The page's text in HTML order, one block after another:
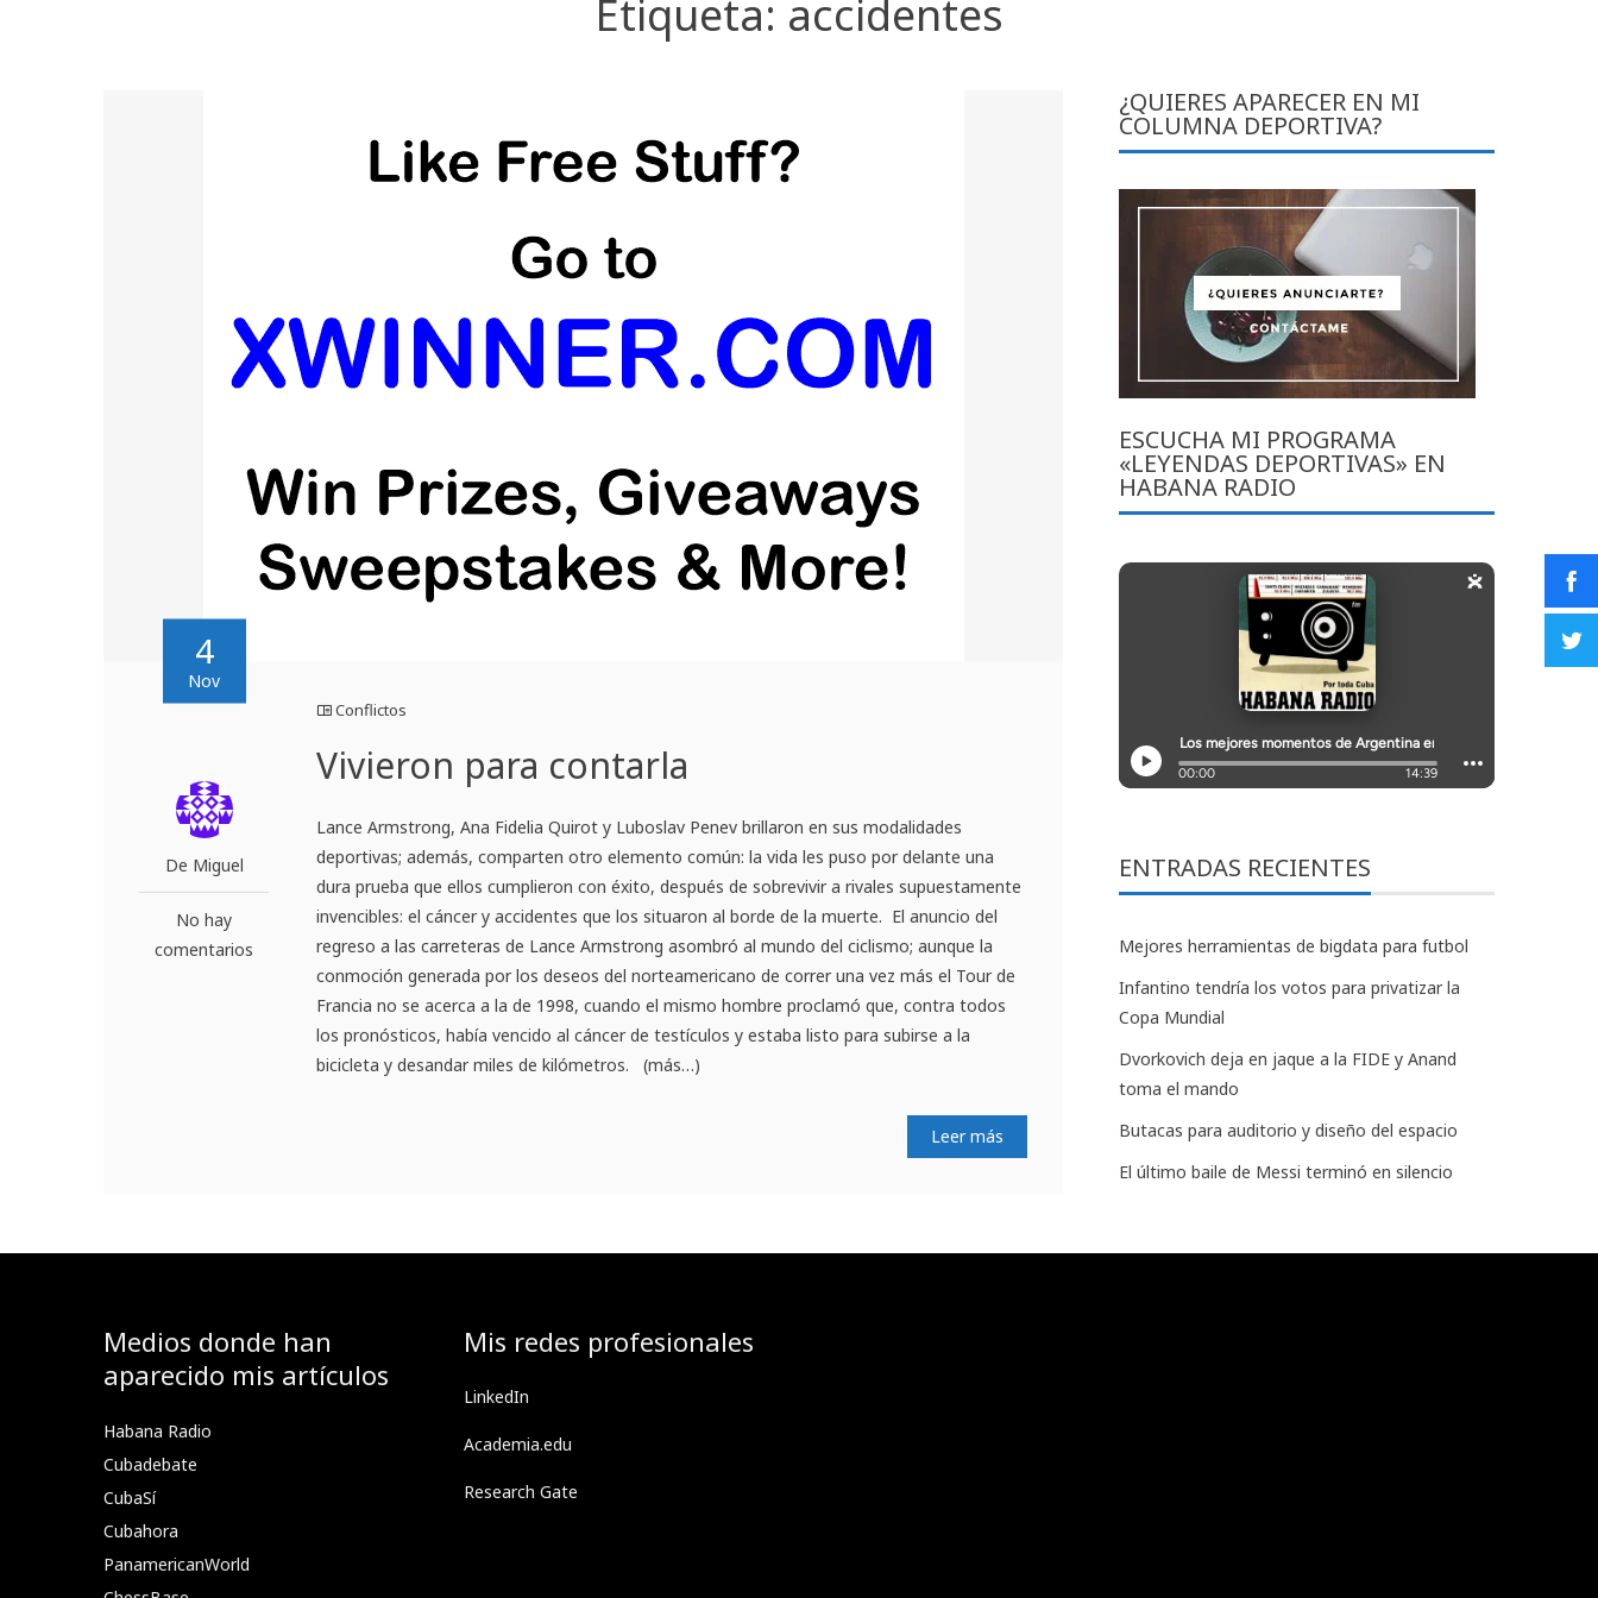
Etiqueta: accidentes
4
Nov
De Miguel
No hay
comentarios
Conflictos
Vivieron para contarla
Lance Armstrong, Ana Fidelia Quirot y Luboslav Penev brillaron en sus modalidades
deportivas; además, comparten otro elemento común: la vida les puso por delante una
dura prueba que ellos cumplieron con éxito, después de sobrevivir a rivales supuestamente
invencibles: el cáncer y accidentes que los situaron al borde de la muerte. El anuncio del
regreso a las carreteras de Lance Armstrong asombró al mundo del ciclismo; aunque la
conmoción generada por los deseos del norteamericano de correr una vez más el Tour de
Francia no se acerca a la de 1998, cuando el mismo hombre proclamó que, contra todos
los pronósticos, había vencido al cáncer de testículos y estaba listo para subirse a la
bicicleta y desandar miles de kilómetros. (más…)
Leer más
¿QUIERES APARECER EN MI
COLUMNA DEPORTIVA?
ESCUCHA MI PROGRAMA
«LEYENDAS DEPORTIVAS» EN
HABANA RADIO
ENTRADAS RECIENTES
Mejores herramientas de bigdata para futbol
Infantino tendría los votos para privatizar la
Copa Mundial
Dvorkovich deja en jaque a la FIDE y Anand
toma el mando
Butacas para auditorio y diseño del espacio
El último baile de Messi terminó en silencio
Medios donde han
aparecido mis artículos
Habana Radio
Cubadebate
CubaSí
Cubahora
PanamericanWorld
Mis redes profesionales
LinkedIn
Academia.edu
Research Gate